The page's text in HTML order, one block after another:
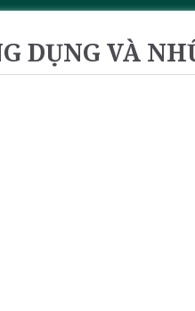
DỤNG VÀ